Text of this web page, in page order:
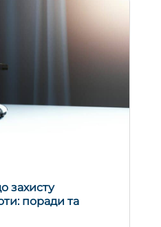
захисту
поради та